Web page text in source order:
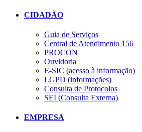
CIDADÃO
Guia de Serviços
Central de Atendimento 156
PROCON
Ouvidoria
E-SIC (acesso à informação)
LGPD (informações)
Consulta de Protocolos
SEI (Consulta Externa)
EMPRESA